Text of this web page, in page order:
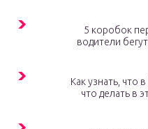
5 коробок
водители
Как узнать, что
что делать в